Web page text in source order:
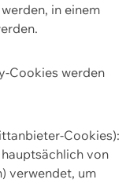
in einem
Cookies werden
Cookies):
von
verwendet, um